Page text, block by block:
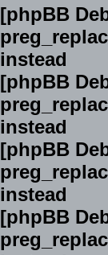
[phpBB
instead
[phpBB
instead
[phpBB
instead
[phpBB